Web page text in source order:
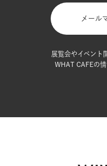
メール
展覧会やイベント
WHAT CAFEの情